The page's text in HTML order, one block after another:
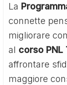
La
connette
migliorare
al corso PNL
affrontare
maggiore